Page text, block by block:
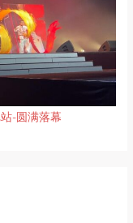
-圆满落幕